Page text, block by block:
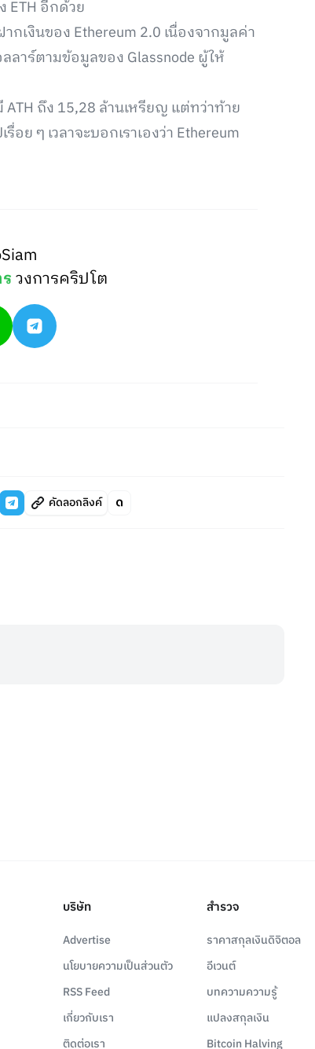
ETH อีกด้วย
เงินของ Ethereum 2.0 เนื่องจากมูลค่า
าร์ตามข้อมูลของ Glassnode ผู้ให้
ถึง 15,28 ล้านเหรียญ แต่ทว่าท้าย
ๆ เวลาจะบอกเราเองว่า Ethereum
วงการคริปโต
คัดลอกลิงค์
บริษัท
Advertise
นโยบายความเป็นส่วนตัว
RSS Feed
เกี่ยวกับเรา
ติดต่อเรา
สำรวจ
ราคาสกุลเงินดิจิตอล
อีเวนต์
บทความความรู้
แปลงสกุลเงิน
Bitcoin Halving